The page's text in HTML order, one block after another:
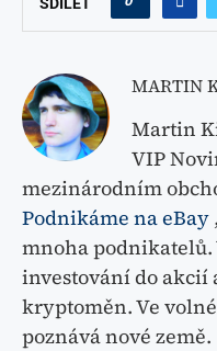
MARTIN
Martin
VIP
mezinárodním
Podnikáme na eBay
mnoha podnikatelů.
investování do
kryptoměn. Ve
poznává nové země.